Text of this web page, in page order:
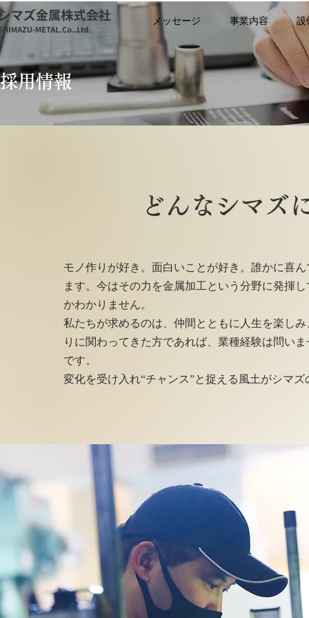
メッセージ 事業内容 設
​採用情報
どんなシマズ
モノ作りが好き。面白いことが好き。誰かに喜
ます。今はその力を金属加工という分野に発揮
かわかりません。
私たちが求めるのは、仲間とともに人生を楽し
りに関わってきた方であれば、業種経験は問い
です。
変化を受け入れ“チャンス”と捉える風土がシマ